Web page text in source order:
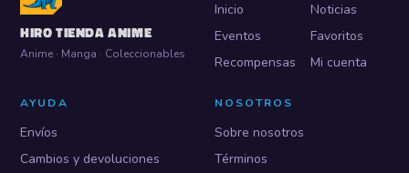
HIRO TIENDA ANIME
Anime · Manga · Coleccionables
Inicio
Noticias
Eventos
Favoritos
Recompensas
Mi cuenta
AYUDA
Envíos
Cambios y devoluciones
NOSOTROS
Sobre nosotros
Términos